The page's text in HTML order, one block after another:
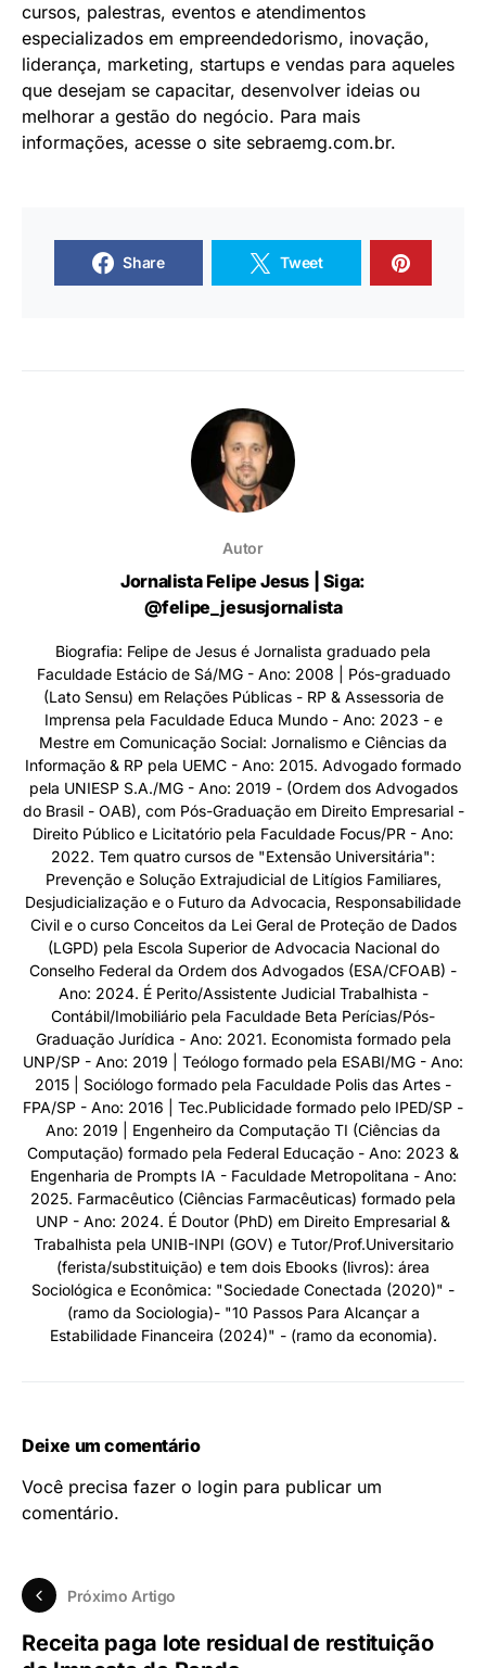
cursos, palestras, eventos e atendimentos
especializados em empreendedorismo, inovação,
liderança, marketing, startups e vendas para aqueles
que desejam se capacitar, desenvolver ideias ou
melhorar a gestão do negócio. Para mais
informações, acesse o site sebraemg.com.br.
Share Tweet
Autor
Jornalista Felipe Jesus | Siga:
@felipe_jesusjornalista
Biografia: Felipe de Jesus é Jornalista graduado pela
Faculdade Estácio de Sá/MG - Ano: 2008 | Pós-graduado
(Lato Sensu) em Relações Públicas - RP & Assessoria de
Imprensa pela Faculdade Educa Mundo - Ano: 2023 - e
Mestre em Comunicação Social: Jornalismo e Ciências da
Informação & RP pela UEMC - Ano: 2015. Advogado formado
pela UNIESP S.A./MG - Ano: 2019 - (Ordem dos Advogados
do Brasil - OAB), com Pós-Graduação em Direito Empresarial -
Direito Público e Licitatório pela Faculdade Focus/PR - Ano:
2022. Tem quatro cursos de "Extensão Universitária":
Prevenção e Solução Extrajudicial de Litígios Familiares,
Desjudicialização e o Futuro da Advocacia, Responsabilidade
Civil e o curso Conceitos da Lei Geral de Proteção de Dados
(LGPD) pela Escola Superior de Advocacia Nacional do
Conselho Federal da Ordem dos Advogados (ESA/CFOAB) -
Ano: 2024. É Perito/Assistente Judicial Trabalhista -
Contábil/Imobiliário pela Faculdade Beta Perícias/Pós-
Graduação Jurídica - Ano: 2021. Economista formado pela
UNP/SP - Ano: 2019 | Teólogo formado pela ESABI/MG - Ano:
2015 | Sociólogo formado pela Faculdade Polis das Artes -
FPA/SP - Ano: 2016 | Tec.Publicidade formado pelo IPED/SP -
Ano: 2019 | Engenheiro da Computação TI (Ciências da
Computação) formado pela Federal Educação - Ano: 2023 &
Engenharia de Prompts IA - Faculdade Metropolitana - Ano:
2025. Farmacêutico (Ciências Farmacêuticas) formado pela
UNP - Ano: 2024. É Doutor (PhD) em Direito Empresarial &
Trabalhista pela UNIB-INPI (GOV) e Tutor/Prof.Universitario
(ferista/substituição) e tem dois Ebooks (livros): área
Sociológica e Econômica: "Sociedade Conectada (2020)" -
(ramo da Sociologia)- "10 Passos Para Alcançar a
Estabilidade Financeira (2024)" - (ramo da economia).
Deixe um comentário
Você precisa fazer o login para publicar um
comentário.
Próximo Artigo
Receita paga lote residual de restituição